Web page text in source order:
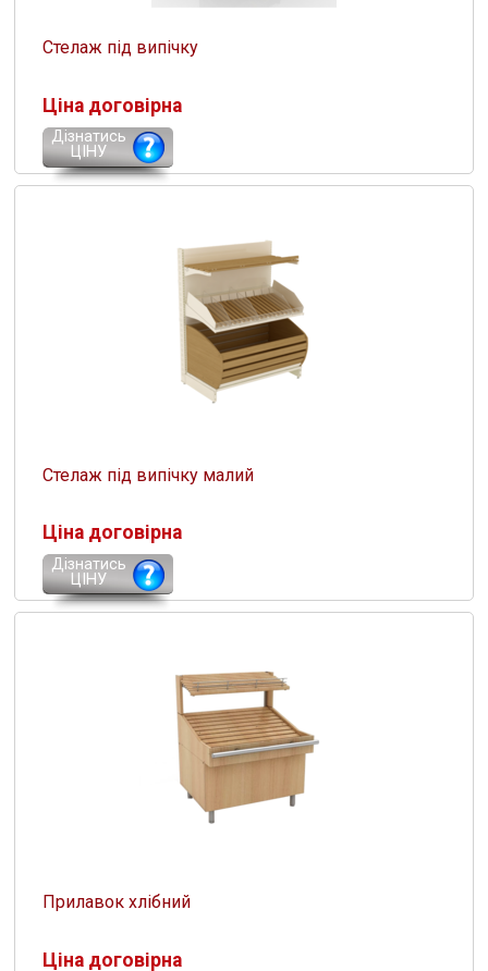
Стелаж під випічку
Ціна договірна
Дізнатись
ЦІНУ
Стелаж під випічку малий
Ціна договірна
Дізнатись
ЦІНУ
Прилавок хлібний
Ціна договірна